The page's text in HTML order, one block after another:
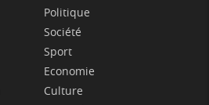
Politique
Société
Sport
Economie
Culture